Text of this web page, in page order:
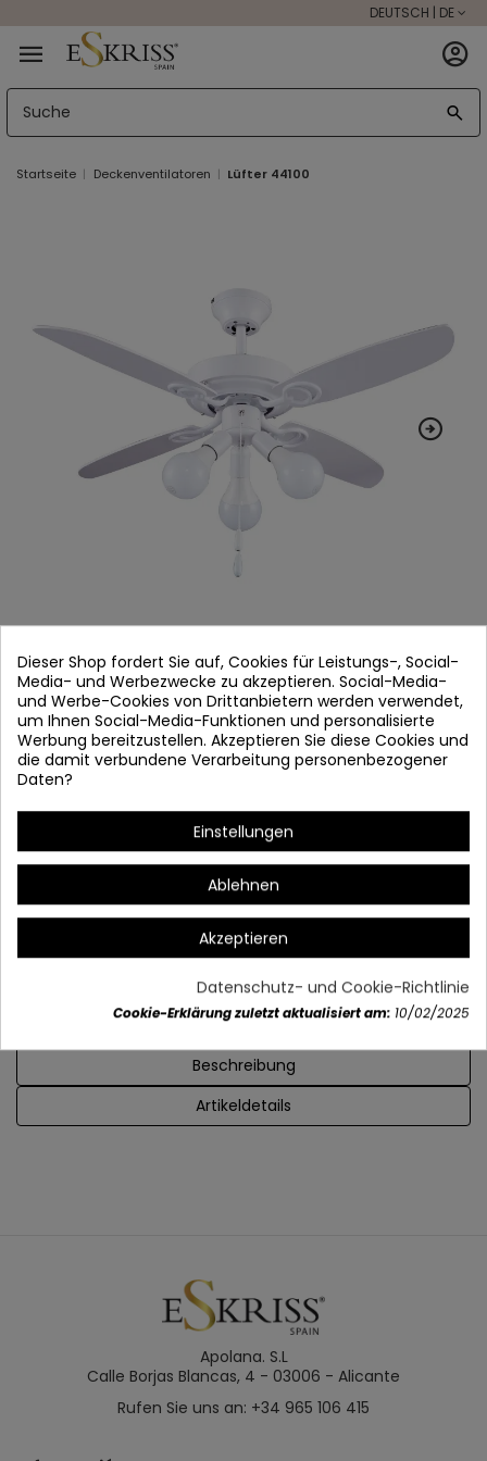
DEUTSCH | DE
Startseite Deckenventilatoren Lüfter 44100
Lüfter 44100
Artikel-Nr. 44100
Auf Lager
Palas: 4 Klingen Holz weiß
Karosserie: Aluminium weiß
Bulb: 3 x E27 (nicht enthalten)
Leistungseingang: 230V/50Hz
Sommer-Winter-Position ( manueller Wechsel)
Beschreibung
Artikeldetails
Apolana. S.L
Calle Borjas Blancas, 4 - 03006 - Alicante
Rufen Sie uns an: +34 965 106 415
Dieser Shop fordert Sie auf, Cookies für Leistungs-, Social-
Media- und Werbezwecke zu akzeptieren. Social-Media-
und Werbe-Cookies von Drittanbietern werden verwendet,
um Ihnen Social-Media-Funktionen und personalisierte
Werbung bereitzustellen. Akzeptieren Sie diese Cookies und
die damit verbundene Verarbeitung personenbezogener
Daten?
Einstellungen
Ablehnen
Akzeptieren
Datenschutz- und Cookie-Richtlinie
Cookie-Erklärung zuletzt aktualisiert am: 10/02/2025